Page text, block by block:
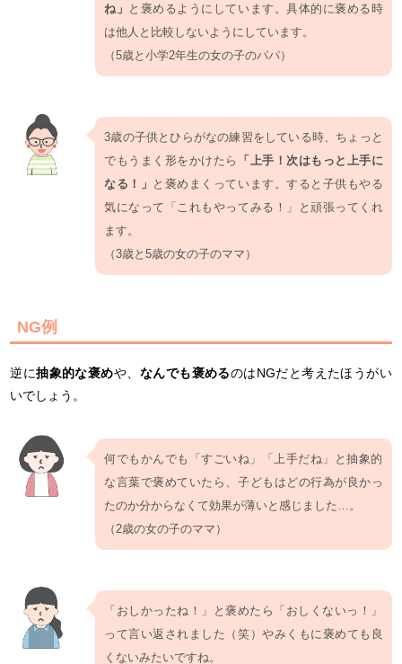
ね」 と褒めるようにしています。具体的に褒める時
は他人と比較しないようにしています。
（5歳と小学2年生の女の子のパパ）
3歳の子供とひらがなの練習をしている時、ちょっと
でもうまく形をかけたら
「上手！次はもっと上手に
なる！」 と褒めまくっています。すると子供もやる
気になって「これもやってみる！」と頑張ってくれ
ます。
（3歳と5歳の女の子のママ）
NG例
逆に抽象的な褒めや、 なんでも褒めるのはNGだと考えたほうがい
いでしょう。
何でもかんでも「すごいね」「上手だね」と抽象的
な言葉で褒めていたら、子どもはどの行為が良かっ
たのか分からなくて効果が薄いと感じました…。
（2歳の女の子のママ）
「おしかったね！」と褒めたら「おしくないっ！」
って言い返されました（笑）やみくもに褒めても良
くないみたいですね。